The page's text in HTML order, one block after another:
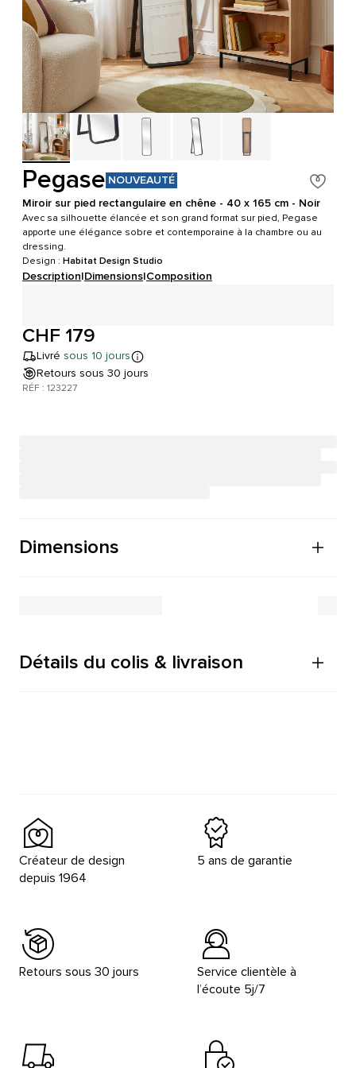
Pegase NOUVEAUTÉ
Miroir sur pied rectangulaire en chêne - 40 x 165 cm - Noir
Avec sa silhouette élancée et son grand format sur pied, Pegase
apporte une élégance sobre et contemporaine à la chambre ou au
dressing.
Design : Habitat Design Studio
Description|Dimensions|Composition
CHF 179
Livré sous 10 jours
Retours sous 30 jours
RÉF : 123227
Dimensions
Détails du colis & livraison
Créateur de design
depuis 1964
5 ans de garantie
Retours sous 30 jours
Service clientèle à
l’écoute 5j/7